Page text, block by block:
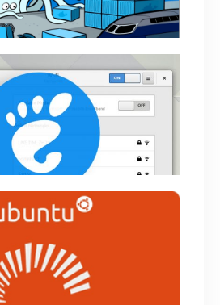
setup môi trường làm việc
August 13, 2021
6/9/2018
June 26, 2018